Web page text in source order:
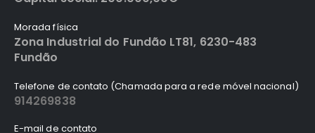
Morada física
Zona Industrial do Fundão LT81, 6230-483
Fundão
Telefone de contato (Chamada para a rede móvel nacional)
914269838
E-mail de contato